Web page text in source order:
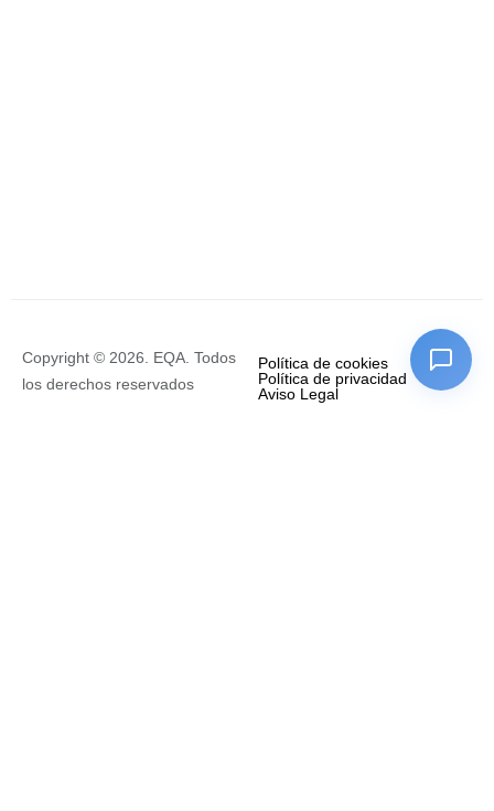
Copyright © 2026. EQA. Todos
los derechos reservados
Política de cookies
Política de privacidad
Aviso Legal